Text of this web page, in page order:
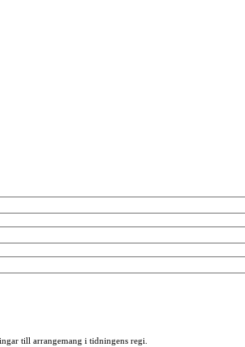
till arrangemang i tidningens regi.